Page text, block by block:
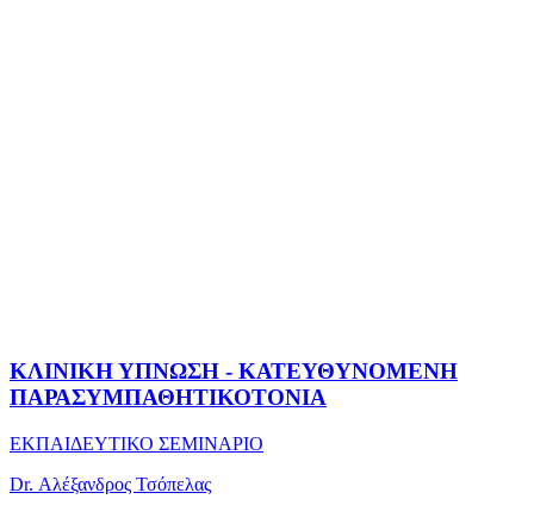
ΚΛΙΝΙΚΗ ΥΠΝΩΣΗ - ΚΑΤΕΥΘΥΝΟΜΕΝΗ
ΠΑΡΑΣΥΜΠΑΘΗΤΙΚΟΤΟΝΙΑ
ΕΚΠΑΙΔΕΥΤΙΚΟ ΣΕΜΙΝΑΡΙΟ
Dr. Αλέξανδρος Τσόπελας